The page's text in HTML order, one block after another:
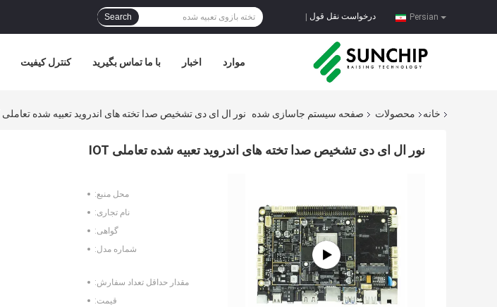
Persian درخواست نقل قول Search
کنترل کیفیت با ما تماس بگیرید اخبار موارد
خانه محصولات صفحه سیستم جاسازی شده نور ال ای دی تشخیص صدا تخته های اندروید تعبیه شده تعاملی IOT
نور ال ای دی تشخیص صدا تخته های اندروید تعبیه شده تعاملی IOT
محل منبع:
نام تجاری:
گواهی:
شماره مدل:
مقدار حداقل تعداد سفارش:
قیمت: